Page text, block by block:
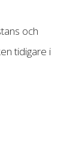
och
tidigare i